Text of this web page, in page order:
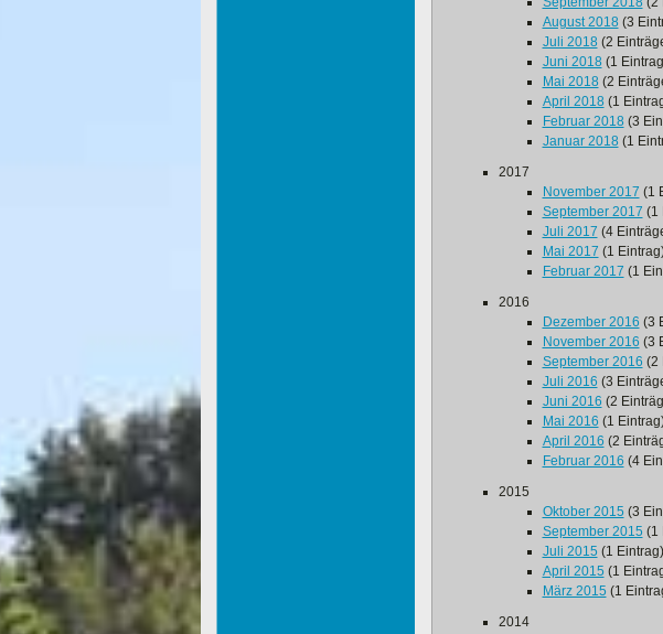
August 2018(3
Juli 2018(2
Juni 2018(1
Mai 2018(2
April 2018(1
Februar 2018(3
Januar 2018(1
2017
November 2017 (1
September 2017 (1
Juli 2017 (4
Mai 2017 (1
Februar 2017 (1
2016
Dezember 2016 (3
November 2016 (3
September 2016 (2
Juli 2016 (3
Juni 2016 (2
Mai 2016 (1
April 2016 (2
Februar 2016 (4
2015
Oktober 2015 (3
September 2015 (1
Juli 2015 (1 Eintrag)
April 2015 (1
März 2015 (1
2014